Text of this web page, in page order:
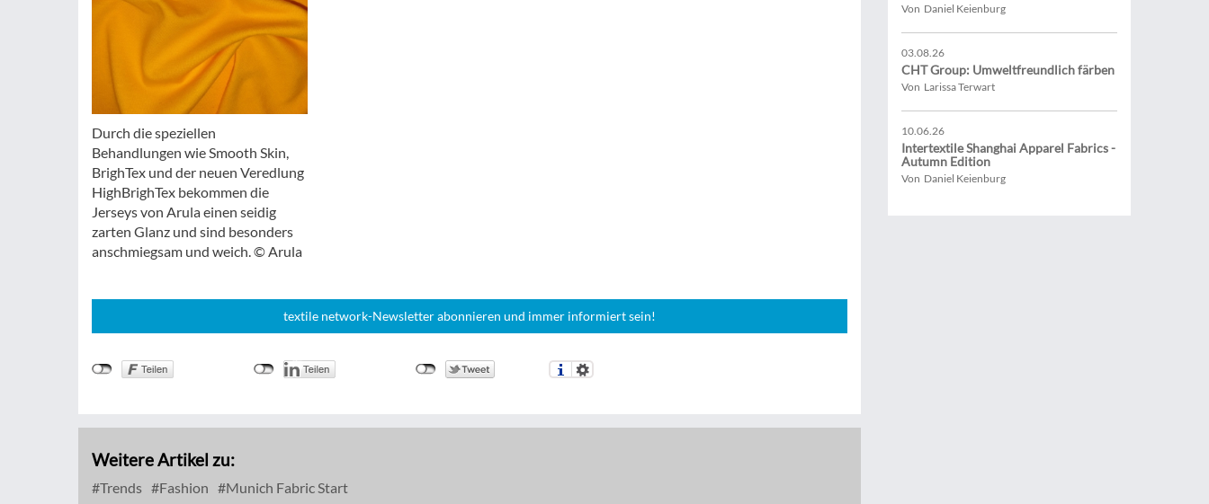
Durch die speziellen
Behandlungen wie Smooth Skin,
BrighTex und der neuen Veredlung
HighBrighTex bekommen die
Jerseys von Arula einen seidig
zarten Glanz und sind besonders
anschmiegsam und weich. © Arula
textile network-Newsletter abonnieren und immer informiert sein!
Weitere Artikel zu:
Trends Fashion Munich Fabric Start
Von Daniel Keienburg
03.08.26
CHT Group: Umweltfreundlich färben
Von Larissa Terwart
10.06.26
Intertextile Shanghai Apparel Fabrics -
Autumn Edition
Von Daniel Keienburg